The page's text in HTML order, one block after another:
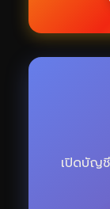
เปิดบัญ